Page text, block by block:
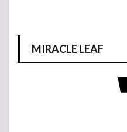
MIRACLE LEAF